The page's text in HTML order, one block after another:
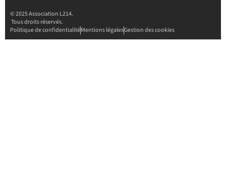
© 2025 Association L214.
Tous droits réservés.
Politique de confidentialitéMentions légalesGestion des cookies